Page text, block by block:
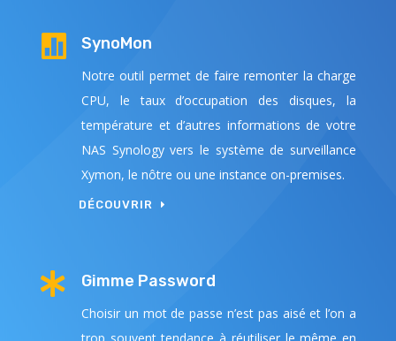
 SynoMon
Notre outil permet de faire remonter la charge
CPU, le taux d’occupation des disques, la
température et d’autres informations de votre
NAS Synology vers le système de surveillance
Xymon, le nôtre ou une instance on-premises.
DÉCOUVRIR
 Gimme Password
Choisir un mot de passe n’est pas aisé et l’on a